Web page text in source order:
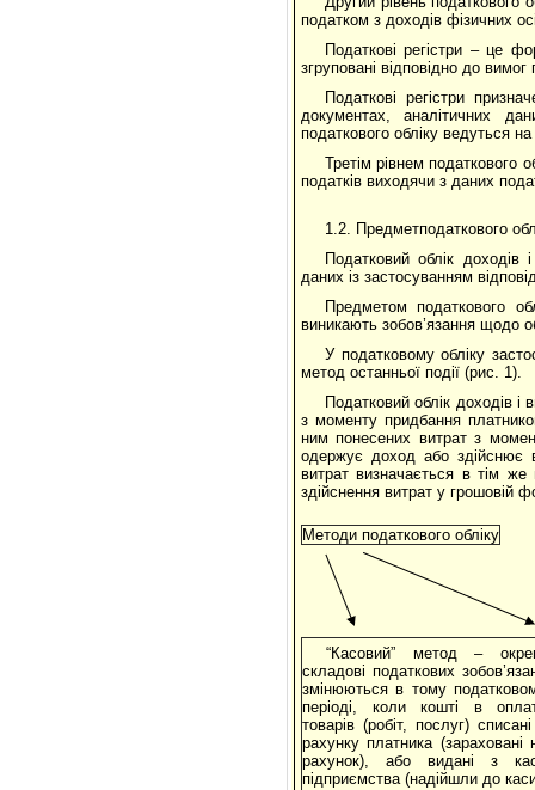
податком з доходів фізичних
Податкові регістри – це
згруповані відповідно до
Податкові регістри
документах, аналітичних
податкового обліку ведуться
Третім рівнем податкового
податків виходячи з даних
1.2. Предметподаткового
Податковий облік доходів
даних із застосуванням
Предметом податкового
виникають зобов’язання щодо
У податковому обліку
метод останньої події (рис. 1).
Податковий облік доходів і
з моменту придбання
ним понесених витрат з
одержує доход або здійснює
витрат визначається в тім
здійснення витрат у грошовій
Методи податкового обліку
“Касовий” метод –
складові податкових
змінюються в тому
періоді, коли кошті в
товарів (робіт, послуг)
рахунку платника (зараховані
рахунок), або видані з
підприємства (надійшли до